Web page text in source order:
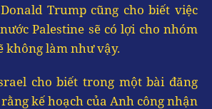
Trump cũng cho biết việc
Palestine sẽ có lợi cho nhóm
không làm như vậy.
cho biết trong một bài đăng
kế hoạch của Anh công nhận